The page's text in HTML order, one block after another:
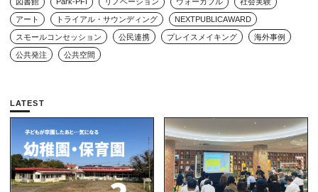
図書館 Park-PFI リノベーション ウォーカブル 社会実験
アート トライアル・サウンディング NEXTPUBLICAWARD
スモールコンセッション 公民連携 プレイスメイキング 海外事例
公共発注 公共空間
LATEST